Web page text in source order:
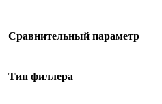
Сравнительный параметр
Тип филлера